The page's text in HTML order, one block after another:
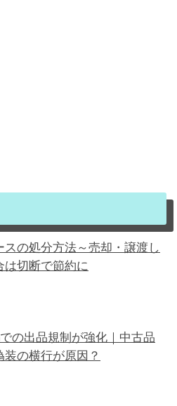
スの処分方法～売却・譲渡し
は切断で節約に
の出品規制が強化｜中古品
装の横行が原因？